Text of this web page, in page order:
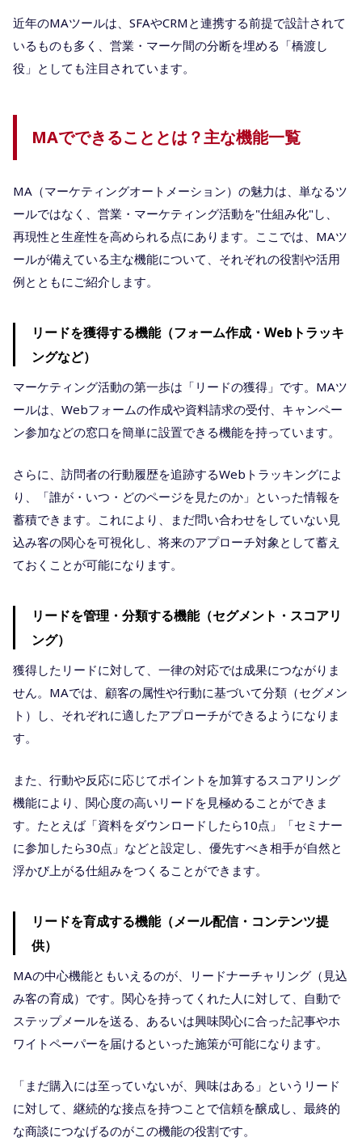
近年のMAツールは、SFAやCRMと連携する前提で設計されて
いるものも多く、営業・マーケ間の分断を埋める「橋渡し
役」としても注目されています。
MAでできることとは？主な機能一覧
MA（マーケティングオートメーション）の魅力は、単なるツ
ールではなく、営業・マーケティング活動を"仕組み化"し、
再現性と生産性を高められる点にあります。ここでは、MAツ
ールが備えている主な機能について、それぞれの役割や活用
例とともにご紹介します。
リードを獲得する機能（フォーム作成・Webトラッキ
ングなど）
マーケティング活動の第一歩は「リードの獲得」です。MAツ
ールは、Webフォームの作成や資料請求の受付、キャンペー
ン参加などの窓口を簡単に設置できる機能を持っています。
さらに、訪問者の行動履歴を追跡するWebトラッキングによ
り、「誰が・いつ・どのページを見たのか」といった情報を
蓄積できます。これにより、まだ問い合わせをしていない見
込み客の関心を可視化し、将来のアプローチ対象として蓄え
ておくことが可能になります。
リードを管理・分類する機能（セグメント・スコアリ
ング）
獲得したリードに対して、一律の対応では成果につながりま
せん。MAでは、顧客の属性や行動に基づいて分類（セグメン
ト）し、それぞれに適したアプローチができるようになりま
す。
また、行動や反応に応じてポイントを加算するスコアリング
機能により、関心度の高いリードを見極めることができま
す。たとえば「資料をダウンロードしたら10点」「セミナー
に参加したら30点」などと設定し、優先すべき相手が自然と
浮かび上がる仕組みをつくることができます。
リードを育成する機能（メール配信・コンテンツ提
供）
MAの中心機能ともいえるのが、リードナーチャリング（見込
み客の育成）です。関心を持ってくれた人に対して、自動で
ステップメールを送る、あるいは興味関心に合った記事やホ
ワイトペーパーを届けるといった施策が可能になります。
「まだ購入には至っていないが、興味はある」というリード
に対して、継続的な接点を持つことで信頼を醸成し、最終的
な商談につなげるのがこの機能の役割です。